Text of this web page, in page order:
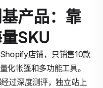
产品：靠
SKU
店铺，只销售10款
化帐篷和多功能工具。
过深度测评，独立站上